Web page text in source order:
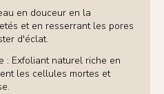
en douceur en la
et en resserrant les pores
d'éclat.
: Exfoliant naturel riche en
les cellules mortes et